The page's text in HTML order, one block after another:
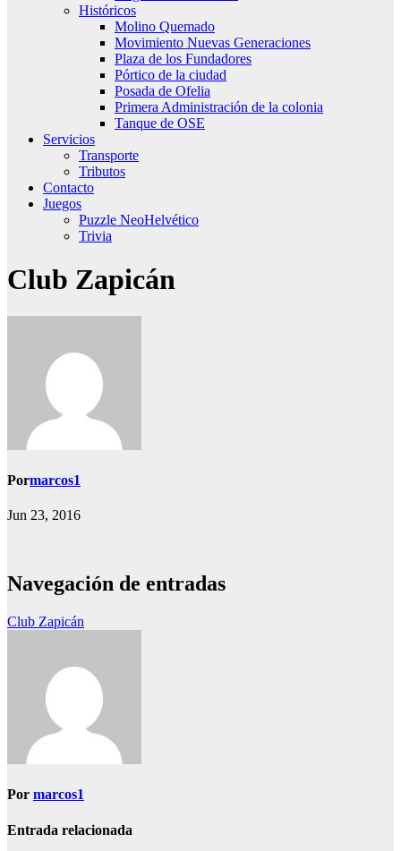
Históricos
Molino Quemado
Movimiento Nuevas Generaciones
Plaza de los Fundadores
Pórtico de la ciudad
Posada de Ofelia
Primera Administración de la colonia
Tanque de OSE
Servicios
Transporte
Tributos
Contacto
Juegos
Puzzle NeoHelvético
Trivia
Club Zapicán
Pormarcos1
Jun 23, 2016
Navegación de entradas
Club Zapicán
Por marcos1
Entrada relacionada